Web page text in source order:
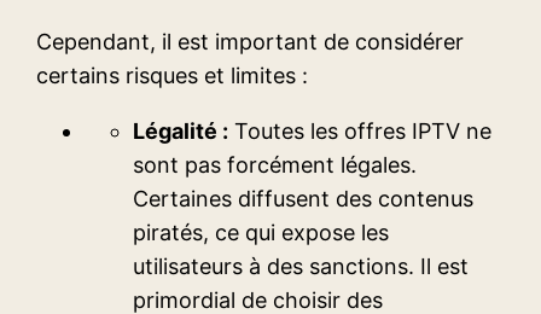
Cependant, il est important de considérer
certains risques et limites :
Légalité : Toutes les offres IPTV ne
sont pas forcément légales.
Certaines diffusent des contenus
piratés, ce qui expose les
utilisateurs à des sanctions. Il est
primordial de choisir des